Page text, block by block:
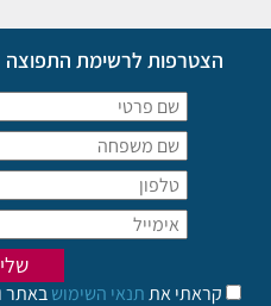
הצטרפות לרשימת התפוצה
קראתי אתתנאי השימושבאתר